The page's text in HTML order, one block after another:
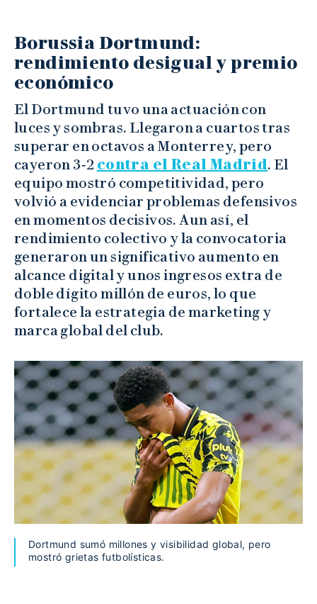
Borussia Dortmund:
rendimiento desigual y premio
económico
El Dortmund tuvo una actuación con
luces y sombras. Llegaron a cuartos tras
superar en octavos a Monterrey, pero
cayeron 3‑2 contra el Real Madrid. El
equipo mostró competitividad, pero
volvió a evidenciar problemas defensivos
en momentos decisivos. Aun así, el
rendimiento colectivo y la convocatoria
generaron un significativo aumento en
alcance digital y unos ingresos extra de
doble dígito millón de euros, lo que
fortalece la estrategia de marketing y
marca global del club.
Dortmund sumó millones y visibilidad global, pero
mostró grietas futbolísticas.